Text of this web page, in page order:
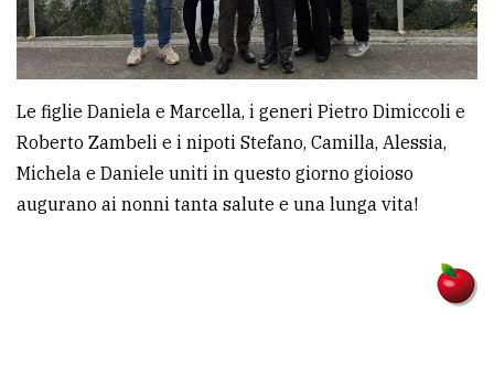
Le figlie Daniela e Marcella, i generi Pietro Dimiccoli e
Roberto Zambeli e i nipoti Stefano, Camilla, Alessia,
Michela e Daniele uniti in questo giorno gioioso
augurano ai nonni tanta salute e una lunga vita!